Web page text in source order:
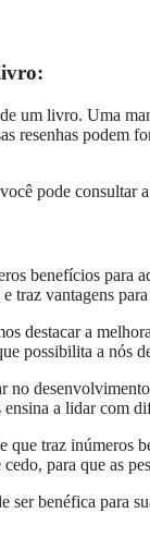
um livro. Uma
resenhas podem
pode consultar
benefícios para
traz vantagens para
destacar a
possibilita a nós
a lidar com
que traz inúmeros
para que as
ser benéfica para